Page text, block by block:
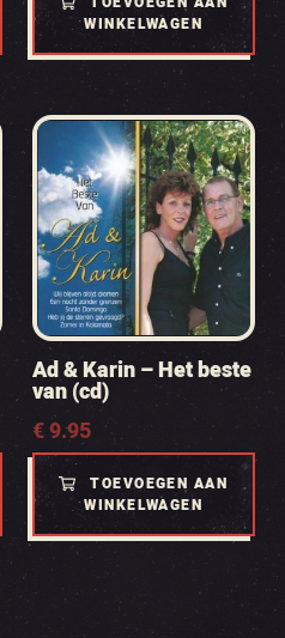
WINKELWAGEN
Ad & Karin – Het beste
van (cd)
€9.95
TOEVOEGEN AAN
WINKELWAGEN